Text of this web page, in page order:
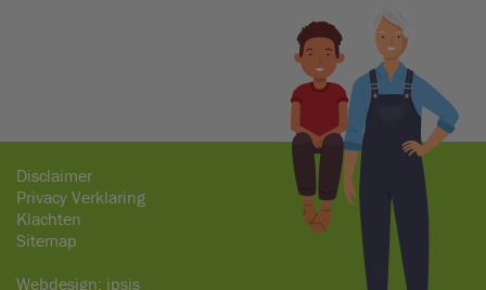
Disclaimer
Privacy Verklaring
Klachten
Sitemap
Webdesign: ipsis